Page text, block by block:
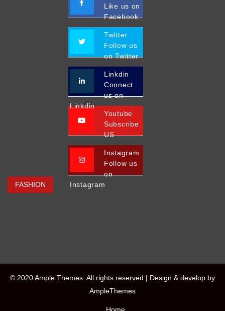
FASHION
Like us on
Facebook
Twitter
Follow us
on Twitter
Linkdin
Connect
us on
Linkdin
Youtube
Subscribe
US
Instagram
Follow us
on
Instagram
© 2020 Ample Themes. All rights reserved | Design & develop by
AmpleThemes
Home